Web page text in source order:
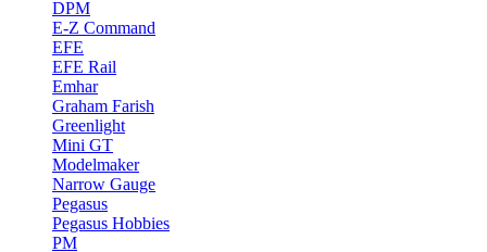
DPM
E-Z Command
EFE
EFE Rail
Emhar
Graham Farish
Greenlight
Mini GT
Modelmaker
Narrow Gauge
Pegasus
Pegasus Hobbies
PM